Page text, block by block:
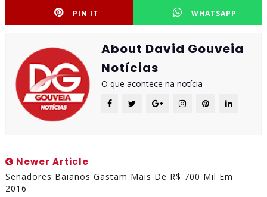
PIN IT WHATSAPP
About David Gouveia
Notícias
O que acontece na notícia
Newer Article
Senadores Baianos Gastam Mais De R$ 700 Mil Em
2016